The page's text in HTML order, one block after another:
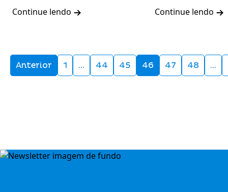
Continue lendo Continue lendo
Anterior 1 … 44 45 46 47 48 …